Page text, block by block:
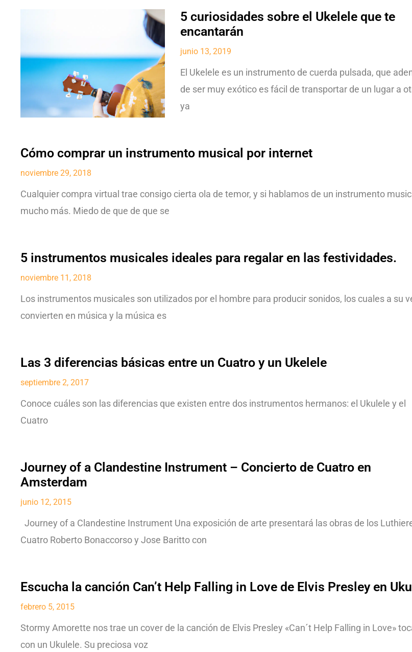
5 curiosidades sobre el Ukelele que te
encantarán
junio 13, 2019
El Ukelele es un instrumento de cuerda pulsada, que
de ser muy exótico es fácil de transportar de un lugar a
ya
Cómo comprar un instrumento musical por internet
noviembre 29, 2018
Cualquier compra virtual trae consigo cierta ola de temor, y si hablamos de un instrumento
mucho más. Miedo de que de que se
5 instrumentos musicales ideales para regalar en las festividades.
noviembre 11, 2018
Los instrumentos musicales son utilizados por el hombre para producir sonidos, los cuales a su
convierten en música y la música es
Las 3 diferencias básicas entre un Cuatro y un Ukelele
septiembre 2, 2017
Conoce cuáles son las diferencias que existen entre dos instrumentos hermanos: el Ukulele y el
Cuatro
Journey of a Clandestine Instrument – Concierto de Cuatro en
Amsterdam
junio 12, 2015
Journey of a Clandestine Instrument Una exposición de arte presentará las obras de los
Cuatro Roberto Bonaccorso y Jose Baritto con
Escucha la canción Can’t Help Falling in Love de Elvis Presley en
febrero 5, 2015
Stormy Amorette nos trae un cover de la canción de Elvis Presley «Can´t Help Falling in Love»
con un Ukulele. Su preciosa voz